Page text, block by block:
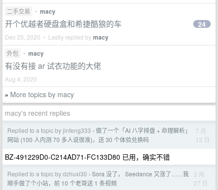
二手交易 • macy
开个优越者硬盘盒和希捷酷狼的车
Dec 25, 2020 • Lastly replied bymacy
24
外包 • macy
有没有接 ar 试衣功能的大佬
Aug 4, 2020
» More topics by macy
macy's recent replies
Replied to a topic by jinfeng333 › 做了一个「AI 八字排盘 + 命理解析」
网站 (100 人内测 70 多人说很准)，送 30 个体验兑换码
7 月
13 日
BZ-491229D0-C214AD71-FC133D80 已用，确实不错
Replied to a topic by dzhuxi30 › Sora 没了， Seedance 又涨了……我
顺手做了个小站，前 10 个老哥送 1 条视频
3 月
27 日